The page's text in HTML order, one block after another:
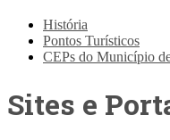
História
Pontos Turísticos
CEPs do Município
Sites e